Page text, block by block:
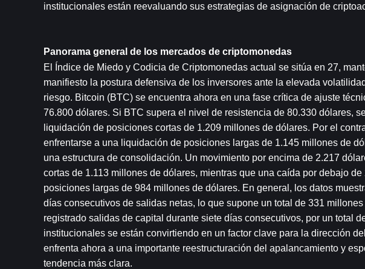
institucionales están reevaluando sus estrategias de asignación de
Panorama general de los mercados de criptomonedas
El Índice de Miedo y Codicia de Criptomonedas actual se sitúa en 27,
manifiesto la postura defensiva de los inversores ante la elevada
riesgo. Bitcoin (BTC) se encuentra ahora en una fase crítica de ajuste
76.800 dólares. Si BTC supera el nivel de resistencia de 80.330 dólares,
liquidación de posiciones cortas de 1.209 millones de dólares. Por el
enfrentarse a una liquidación de posiciones largas de 1.145 millones de
una estructura de consolidación. Un movimiento por encima de 2.217
cortas de 1.113 millones de dólares, mientras que una caída por debajo
posiciones largas de 984 millones de dólares. En general, los datos
días consecutivos de salidas netas, lo que supone un total de 331
registrado salidas de capital durante siete días consecutivos, por un total
institucionales se están convirtiendo en un factor clave para la dirección
enfrenta ahora a una importante reestructuración del apalancamiento y
tendencia más clara.